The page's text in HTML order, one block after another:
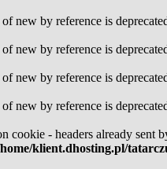
new by reference is
new by reference is
new by reference is
new by reference is
cookie - headers already
klient.dhosting.pl/